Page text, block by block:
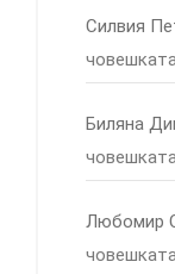
Силвия
Биляна
Любомир